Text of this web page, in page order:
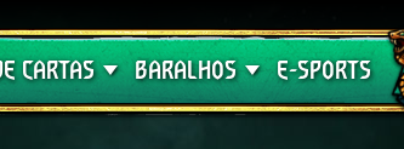
CARTAS BARALHOS
Guia de Baralhos
E-SPORTS